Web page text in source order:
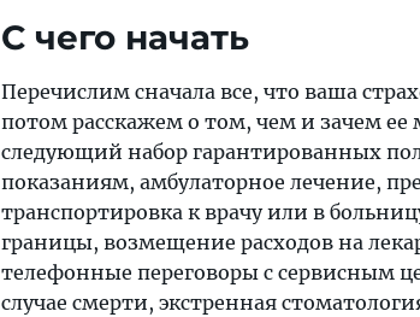
С чего начать
Перечислим сначала все, что ваша
потом расскажем о том, чем и зачем
следующий набор гарантированных
показаниям, амбулаторное лечение,
транспортировка к врачу или в
границы, возмещение расходов на
телефонные переговоры с сервисным
случае смерти, экстренная